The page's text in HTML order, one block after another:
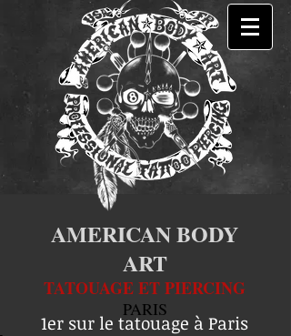
AMERICAN BODY
ART
TATOUAGE ET PIERCING
PARIS
1er sur le tatouage à Paris